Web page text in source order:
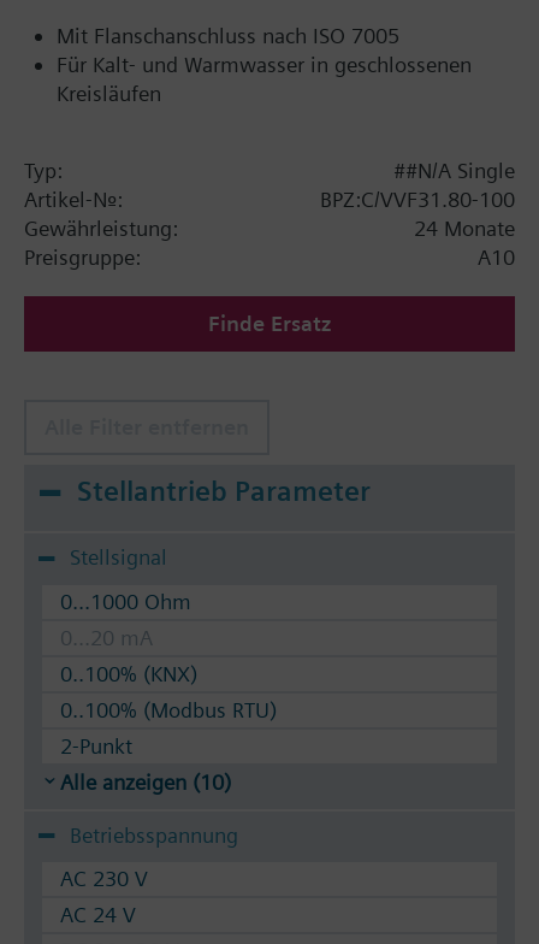
Mit Flanschanschluss nach ISO 7005
Für Kalt- und Warmwasser in geschlossenen
Kreisläufen
Typ:
##N/A Single
Artikel-Nr.:
BPZ:C/VVF31.80-100
Gewährleistung:
24 Monate
Preisgruppe:
A10
Finde Ersatz
Stellantrieb Parameter
Stellsignal
0...1000 Ohm
0...20 mA
0..100% (KNX)
0..100% (Modbus RTU)
2-Punkt
Alle anzeigen (10)
Betriebsspannung
AC 230 V
AC 24 V